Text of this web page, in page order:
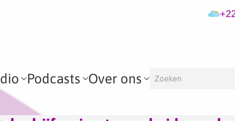
Podcasts Over ons